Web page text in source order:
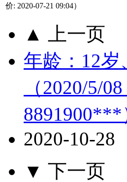
价: 2020-07-21 09:04）
▲ 上一页
年龄：12
（2020/5/
8891900***
2020-10-28
▼ 下一页